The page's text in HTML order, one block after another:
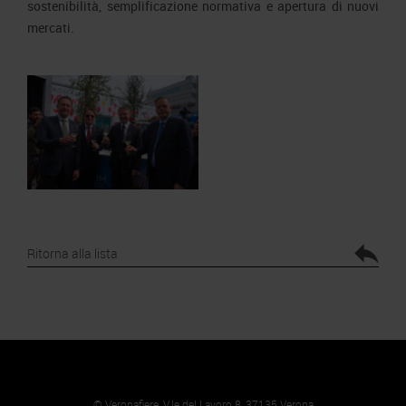
sostenibilità, semplificazione normativa e apertura di nuovi
mercati.
Ritorna alla lista